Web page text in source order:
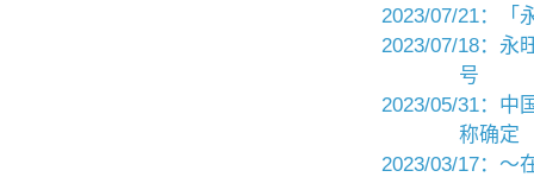
2023/07/21：「
2023/07/18：永
号
2023/05/31：中
称确定
2023/03/17：〜